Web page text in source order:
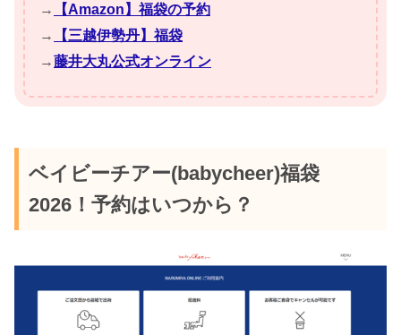
→
【Amazon】福袋の予約
→
【三越伊勢丹】福袋
→藤井大丸公式オンライン
ベイビーチアー(babycheer)福袋
2026！予約はいつから？